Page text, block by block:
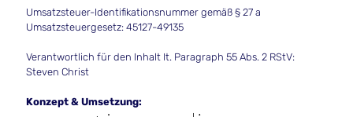
Umsatzsteuer-Identifikationsnummer gemäß § 27 a
Umsatzsteuergesetz: 45127-49135
Verantwortlich für den Inhalt It. Paragraph 55 Abs. 2 RStV:
Steven Christ
Konzept & Umsetzung: